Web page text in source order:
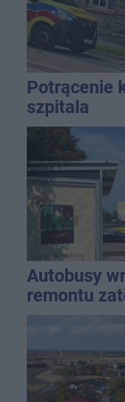
Potrącenie
szpitala
Autobusy
remontu